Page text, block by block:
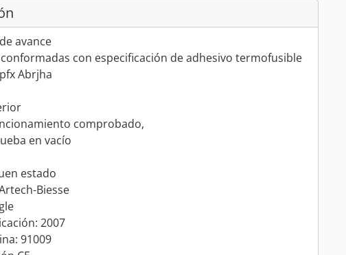
avance
con especificación de adhesivo termofusible
Abrjha
comprobado,
en vacío
estado
Biesse
2007
91009